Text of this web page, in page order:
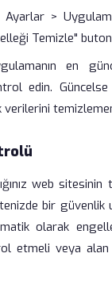
>
Temizle"
en
edin.
verilerini
web sitesinin
bir güvenlik
olarak
etmeli veya alan